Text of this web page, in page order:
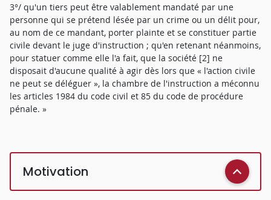
3°/ qu'un tiers peut être valablement mandaté par une
personne qui se prétend lésée par un crime ou un délit pour,
au nom de ce mandant, porter plainte et se constituer partie
civile devant le juge d'instruction ; qu'en retenant néanmoins,
pour statuer comme elle l'a fait, que la société [2] ne
disposait d'aucune qualité à agir dès lors que « l'action civile
ne peut se déléguer », la chambre de l'instruction a méconnu
les articles 1984 du code civil et 85 du code de procédure
pénale. »
Motivation